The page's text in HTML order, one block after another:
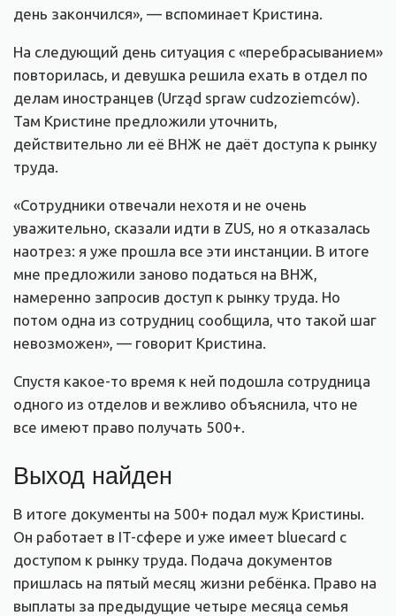
день закончился», — вспоминает Кристина.
На следующий день ситуация с «перебрасыванием»
повторилась, и девушка решила ехать в отдел по
делам иностранцев (Urząd spraw cudzoziemców).
Там Кристине предложили уточнить,
действительно ли её ВНЖ не даёт доступа к рынку
труда.
«Сотрудники отвечали нехотя и не очень
уважительно, сказали идти в ZUS, но я отказалась
наотрез: я уже прошла все эти инстанции. В итоге
мне предложили заново податься на ВНЖ,
намеренно запросив доступ к рынку труда. Но
потом одна из сотрудниц сообщила, что такой шаг
невозможен», — говорит Кристина.
Спустя какое-то время к ней подошла сотрудница
одного из отделов и вежливо объяснила, что не
все имеют право получать 500+.
Выход найден
В итоге документы на 500+ подал муж Кристины.
Он работает в IT-сфере и уже имеет bluecard с
доступом к рынку труда. Подача документов
пришлась на пятый месяц жизни ребёнка. Право на
выплаты за предыдущие четыре месяца семья